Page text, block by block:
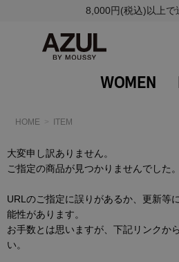
8,000円(税込)以上で
WOMEN
HOME ITEM
大変申し訳ありません。
ご指定の商品が見つかりませんでした。
URLのご指定に誤りがあるか、更新等
能性があります。
お手数とは思いますが、下記リンクか
い。